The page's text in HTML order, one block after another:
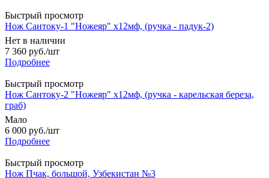
Быстрый просмотр
Нож Сантоку-1 "Ножеяр" х12мф, (ручка - падук-2)
Нет в наличии
7 360 руб./шт
Подробнее
Быстрый просмотр
Нож Сантоку-2 "Ножеяр" х12мф, (ручка - карельская береза,
граб)
Мало
6 000 руб./шт
Подробнее
Быстрый просмотр
Нож Пчак, большой, Узбекистан №3